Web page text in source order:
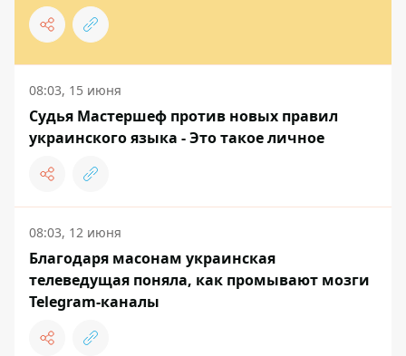
08:03, 15 июня
Судья Мастершеф против новых правил
украинского языка - Это такое личное
08:03, 12 июня
Благодаря масонам украинская
телеведущая поняла, как промывают мозги
Telegram-каналы